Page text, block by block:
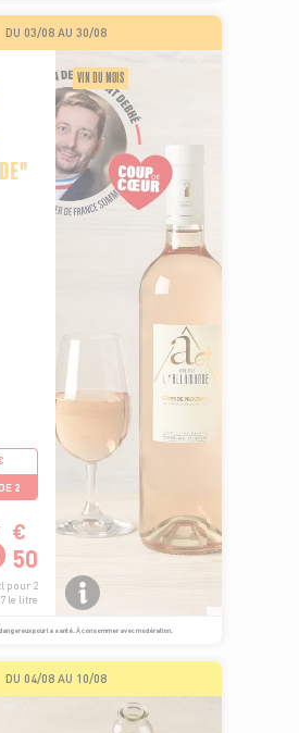
DU 03/08 AU 30/08
2
€
50
pour 2
le litre
VIN DU MOIS
pour la santé. À consommer avec modération.
DU 04/08 AU 10/08